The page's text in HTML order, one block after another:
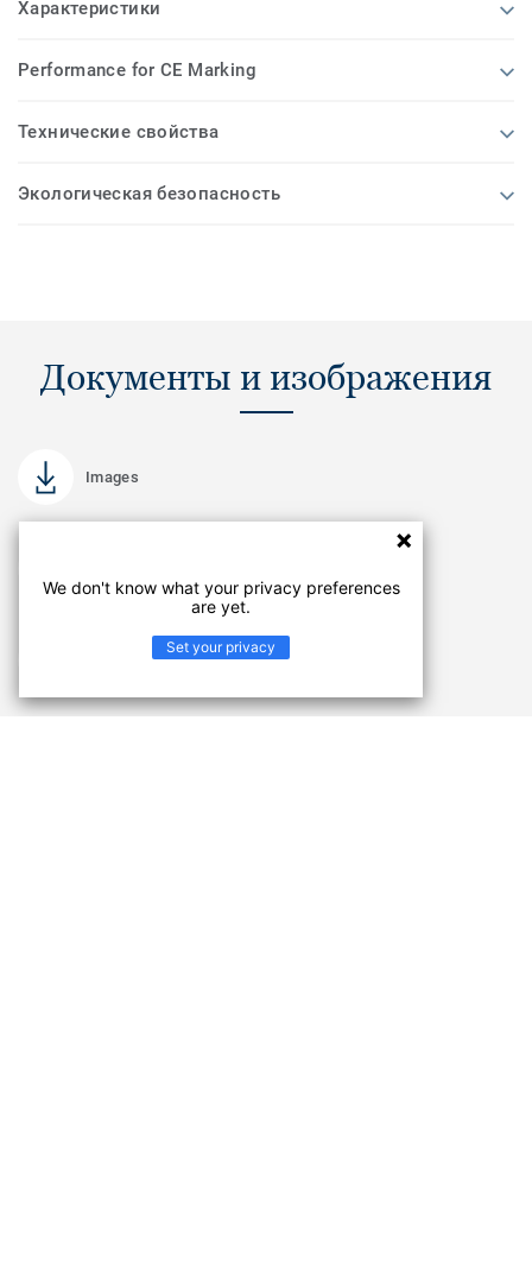
Характеристики
Performance for CE Marking
Технические свойства
Экологическая безопасность
Документы и изображения
Images
Инструкция по укладке
We don't know what your privacy preferences
are yet.
Set your privacy